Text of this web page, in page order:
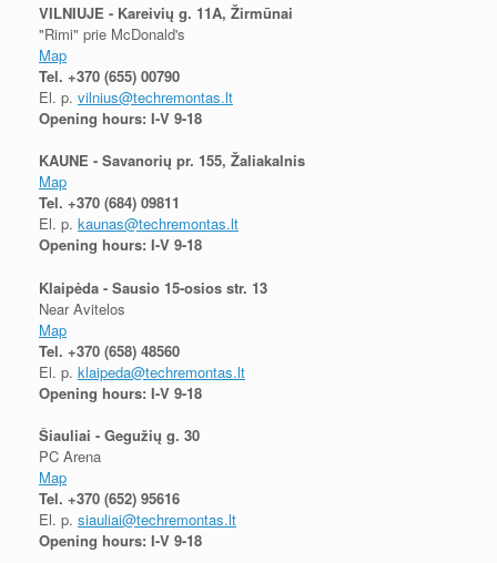
VILNIUJE - Kareivių g. 11A, Žirmūnai
"Rimi" prie McDonald's
Map
Tel. +370 (655) 00790
El. p. vilnius@techremontas.lt
Opening hours: I-V 9-18
KAUNE - Savanorių pr. 155, Žaliakalnis
Map
Tel. +370 (684) 09811
El. p. kaunas@techremontas.lt
Opening hours: I-V 9-18
Klaipėda - Sausio 15-osios str. 13
Near Avitelos
Map
Tel. +370 (658) 48560
El. p. klaipeda@techremontas.lt
Opening hours: I-V 9-18
Šiauliai - Gegužių g. 30
PC Arena
Map
Tel. +370 (652) 95616
El. p. siauliai@techremontas.lt
Opening hours: I-V 9-18